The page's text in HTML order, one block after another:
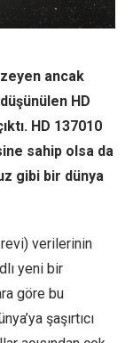
ancak
HD
HD 137010
sahip olsa da
gibi bir dünya
verilerinin
yeni bir
göre bu
şaşırtıcı